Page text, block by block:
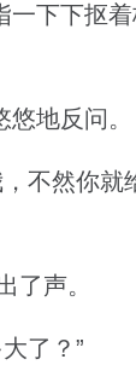
下下抠着
地反问。
不然你就
声。
了？”